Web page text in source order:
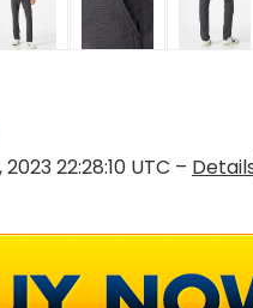
22:28:10 UTC –